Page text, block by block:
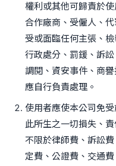
權利或其他可歸責於
合作廠商、受僱人、
受或面臨任何主張、
行政處分、罰鍰、訴
調閱、資安事件、商
應自行負責處理。
使用者應使本公司免
此所生之一切損失、
不限於律師費、訴訟
定費、公證費、交通